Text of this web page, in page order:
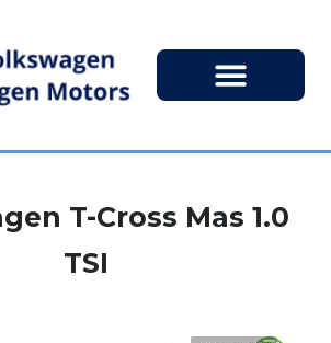
T-Cross Mas 1.0
TSI